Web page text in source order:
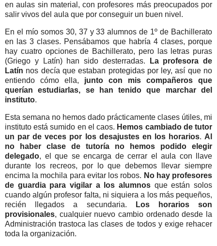
en aulas sin material, con profesores más preocupados por
salir vivos del aula que por conseguir un buen nivel.
En el mío somos 30, 37 y 33 alumnos de 1º de Bachillerato
en las 3 clases. Pensábamos que habría 4 clases, porque
hay cuatro opciones de Bachillerato, pero las letras puras
(Griego y Latín) han sido desterradas.
La profesora de
Latín nos decía que estaban protegidas por ley, así que no
entiendo cómo ella, junto con mis compañeros que
querían estudiarlas, se han tenido que marchar del
instituto.
Esta semana no hemos dado prácticamente clases útiles, mi
instituto está sumido en el caos. Hemos cambiado de tutor
un par de veces por los desajustes en los horarios. Al
no haber clase de tutoría no hemos podido elegir
delegado, el que se encarga de cerrar el aula con llave
durante los recreos, por lo que debemos llevar siempre
encima la mochila para evitar los robos. No hay profesores
de guardia para vigilar a los alumnos que están solos
cuando algún profesor falta, ni siquiera a los más pequeños,
recién llegados a secundaria.
Los horarios son
provisionales, cualquier nuevo cambio ordenado desde la
Administración trastoca las clases de todos y exige rehacer
toda la organización.